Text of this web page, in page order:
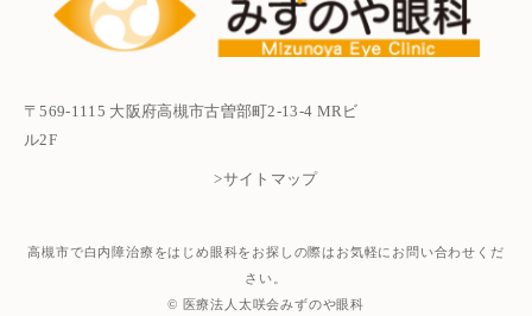
〒569-1115 大阪府高槻市古曽部町2-13-4 MRビ
ル2F
>サイトマップ
高槻市で白内障治療をはじめ眼科をお探しの際はお気軽にお問い合わせくだ
さい。
© 医療法人太咲会みずのや眼科